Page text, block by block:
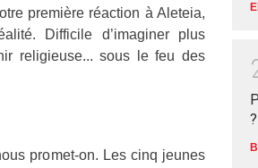
première réaction à Aleteia,
Difficile d’imaginer plus
religieuse... sous le feu des
promet-on. Les cinq jeunes
?